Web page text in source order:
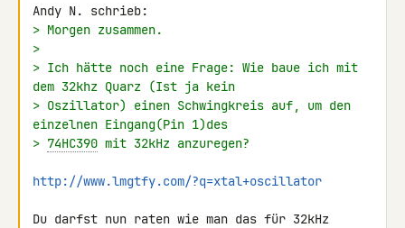
> Morgen zusammen.
>
> Ich hätte noch eine Frage: Wie baue ich mit
dem 32khz Quarz (Ist ja kein
> Oszillator) einen Schwingkreis auf, um den
einzelnen Eingang(Pin 1)des
> 74HC390 mit 32kHz anzuregen?
http://www.lmgtfy.com/?q=xtal+oscillator
Du darfst nun raten wie man das für 32kHz